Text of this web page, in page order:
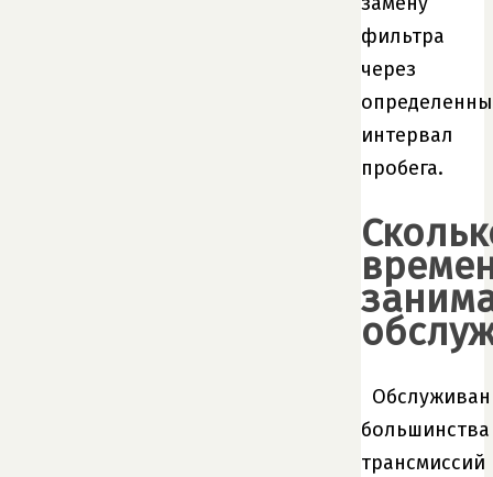
фильтра
через
интервал
пробега.
большинства
трансмиссий